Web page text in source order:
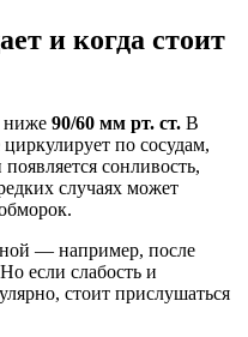
и когда стоит
ниже 90/60 мм рт. ст. В
по сосудам,
сонливость,
случаях может
— например, после
если слабость и
стоит прислушаться